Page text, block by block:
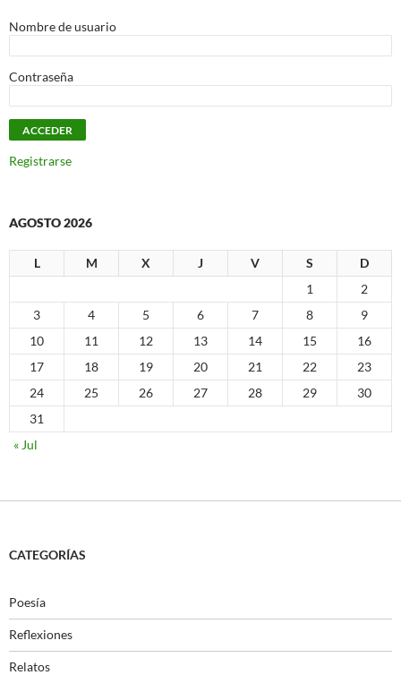
Nombre de usuario
Contraseña
Registrarse
AGOSTO 2026
L M X J V S
D
1
2
3
4 5 6 7 8
9
10
11 12 13 14 15
16
17
18 19 20 21 22
23
24
25 26 27 28 29
30
31
« Jul
CATEGORÍAS
Poesía
Reflexiones
Relatos